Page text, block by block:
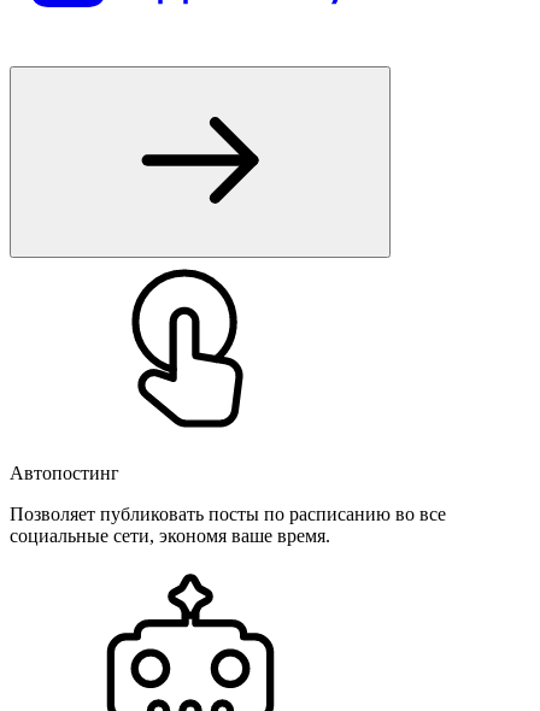
Автопостинг
Позволяет публиковать посты по расписанию во все
социальные сети, экономя ваше время.